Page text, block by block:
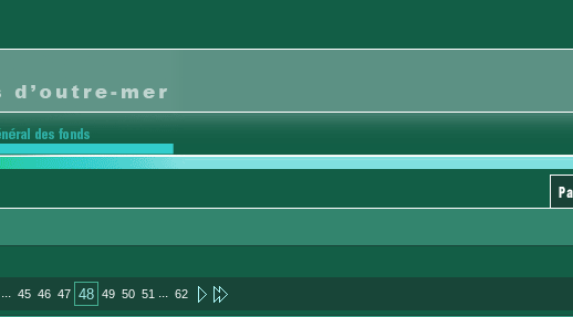
... 45 46 47 48 49 50 51 ... 62